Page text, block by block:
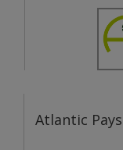
Atlantic